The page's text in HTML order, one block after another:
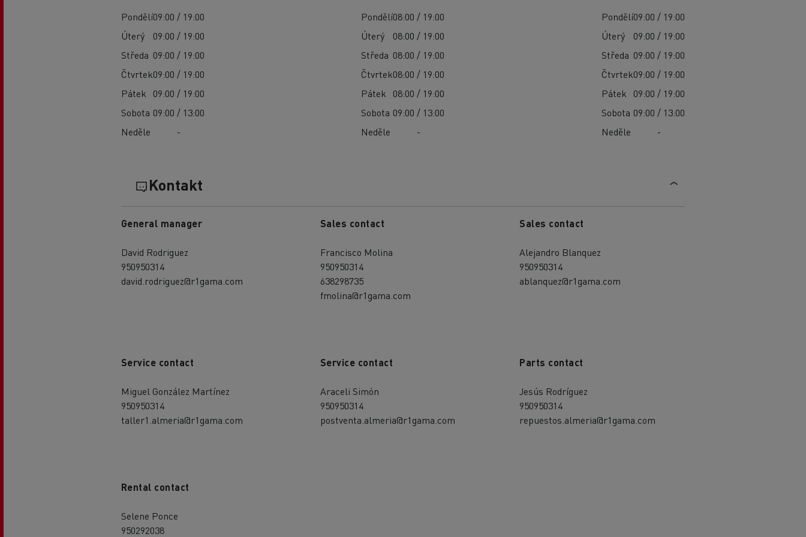
Pondělí09:00 / 19:00
Úterý
09:00 / 19:00
Středa 09:00 / 19:00
Čtvrtek09:00 / 19:00
Pátek
09:00 / 19:00
Sobota 09:00 / 13:00
Neděle
-
Pondělí08:00 / 19:00
Úterý
08:00 / 19:00
Středa 08:00 / 19:00
Čtvrtek08:00 / 19:00
Pátek
08:00 / 19:00
Sobota 09:00 / 13:00
Neděle
-
Pondělí09:00 / 19:00
Úterý
09:00 / 19:00
Středa 09:00 / 19:00
Čtvrtek09:00 / 19:00
Pátek
09:00 / 19:00
Sobota 09:00 / 13:00
Neděle
-
Kontakt
General manager
David Rodriguez
950950314
david.rodriguez@r1gama.com
Sales contact
Francisco Molina
950950314
638298735
fmolina@r1gama.com
Sales contact
Alejandro Blanquez
950950314
ablanquez@r1gama.com
Service contact
Miguel González Martínez
950950314
taller1.almeria@r1gama.com
Service contact
Araceli Simón
950950314
postventa.almeria@r1gama.com
Parts contact
Jesús Rodríguez
950950314
repuestos.almeria@r1gama.com
Rental contact
Selene Ponce
950292038